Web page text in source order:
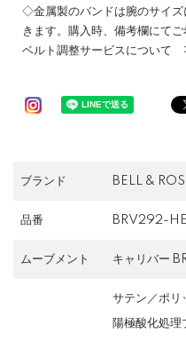
◇金属製のバンドは腕のサイ
きます。購入時、備考欄にて
ベルト調整サービスについて
ブランド BELL &
品番 BRV292-
ムーブメント キャリバー
サテン／ポリ
陽極酸化処理